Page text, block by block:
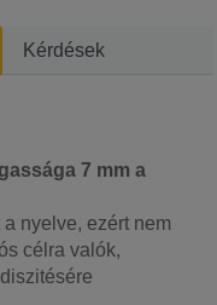
Kérdések
7 mm a
nyelve, ezért nem
célra valók,